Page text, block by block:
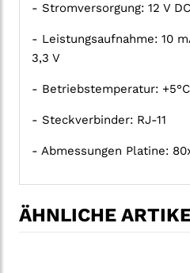
- Stromversorgung: 12 V
- Leistungsaufnahme: 10
3,3 V
- Betriebstemperatur:
- Steckverbinder: RJ-11
- Abmessungen Platine:
ÄHNLICHE